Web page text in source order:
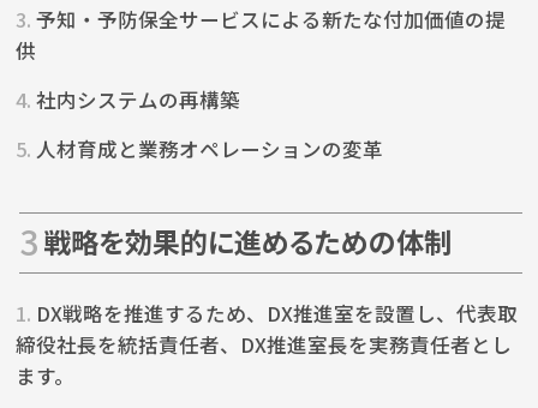
3. 予知・予防保全サービスによる新たな付加価値の提
供
4. 社内システムの再構築
5. 人材育成と業務オペレーションの変革
戦略を効果的に進めるための体制
1. DX戦略を推進するため、DX推進室を設置し、代表取
締役社長を統括責任者、DX推進室長を実務責任者とし
ます。